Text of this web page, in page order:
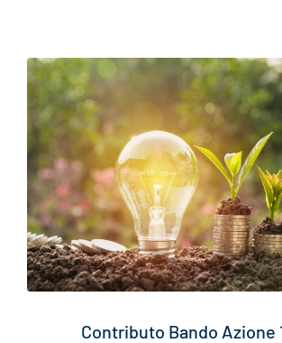
Contributo Bando Azione